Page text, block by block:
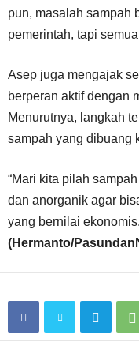
pun, masalah sampah
pemerintah, tapi
Asep juga mengajak
berperan aktif dengan
Menurutnya, langkah
sampah yang dibuang
“Mari kita pilah
dan anorganik agar
yang bernilai
(Hermanto/